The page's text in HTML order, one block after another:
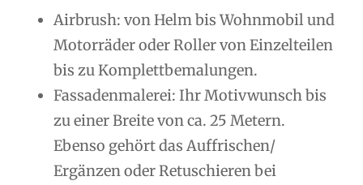
Airbrush: von Helm bis Wohnmobil und
Motorräder oder Roller von Einzelteilen
bis zu Komplettbemalungen.
Fassadenmalerei: Ihr Motivwunsch bis
zu einer Breite von ca. 25 Metern.
Ebenso gehört das Auffrischen/
Ergänzen oder Retuschieren bei